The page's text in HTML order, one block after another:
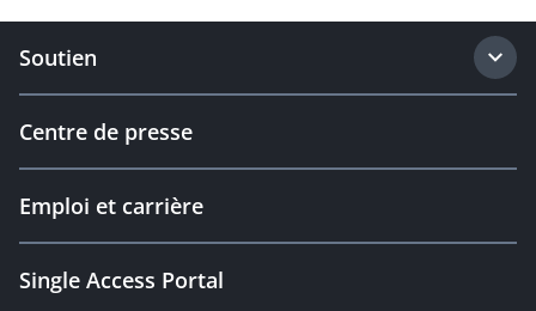
Soutien
Centre de presse
Emploi et carrière
Single Access Portal